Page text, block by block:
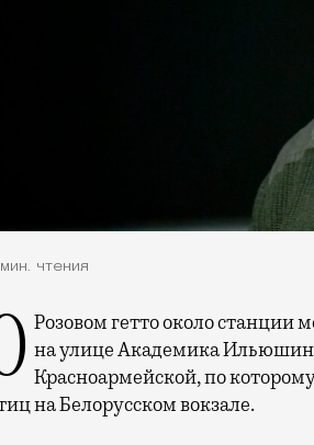
чтения
разных оттенков во дворе на улице Академика
Красноармейской, по
на Белорусском вокзале.